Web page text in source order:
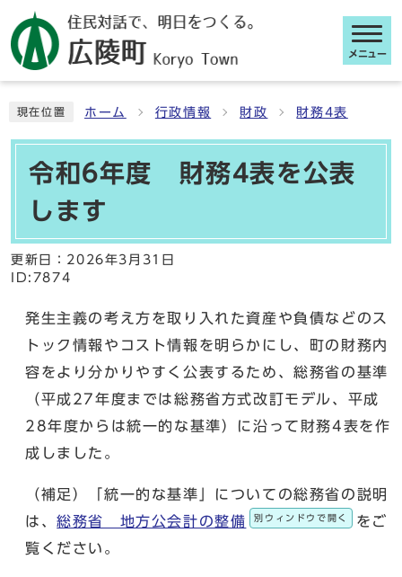
メニュー
現在位置 ホーム 行政情報 財政 財務4表
令和6年度 財務4表を公表
します
更新日： 2026年3月31日
ID:7874
発生主義の考え方を取り入れた資産や負債などのス
トック情報やコスト情報を明らかにし、町の財務内
容をより分かりやすく公表するため、総務省の基準
（平成27年度までは総務省方式改訂モデル、平成
28年度からは統一的な基準）に沿って財務4表を作
成しました。
（補足）「統一的な基準」についての総務省の説明
は、総務省 地方公会計の整備 別ウィンドウで開く
をご
覧ください。